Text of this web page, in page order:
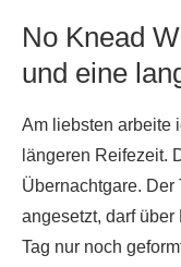
No Knead
und eine
Am liebsten arbeite
längeren Reifezeit.
Übernachtgare. Der
angesetzt, darf
Tag nur noch